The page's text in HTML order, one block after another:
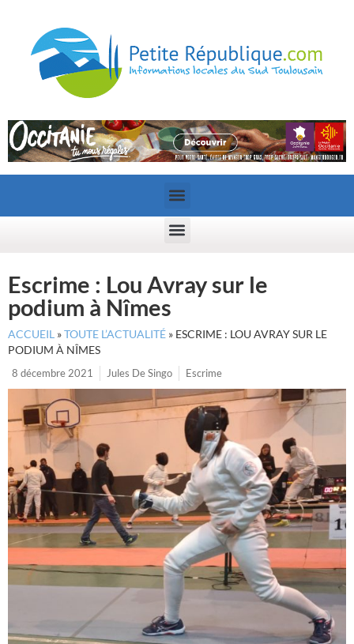
Escrime : Lou Avray sur le
podium à Nîmes
ACCUEIL »TOUTE L’ACTUALITÉ » ESCRIME : LOU AVRAY SUR LE
PODIUM À NÎMES
8 décembre 2021
Jules De Singo Escrime